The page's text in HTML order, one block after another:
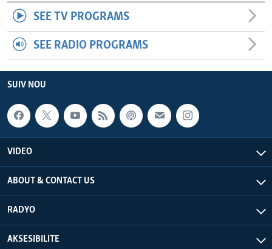
SEE TV PROGRAMS
SEE RADIO PROGRAMS
SUIV NOU
VIDEO
ABOUT & CONTACT US
RADYO
AKSESIBILITE